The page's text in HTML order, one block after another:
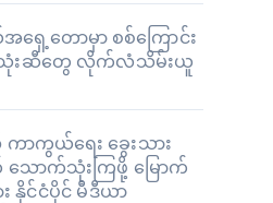
ရှေ့တောမှာ စစ်ကြောင်း
းဆီတွေ လိုက်လံသိမ်းယူ
ာကွယ်ရေး ခွေးသား
သောက်သုံးကြဖို့ မြောက်
နိုင်ငံပိုင် မီဒီယာ